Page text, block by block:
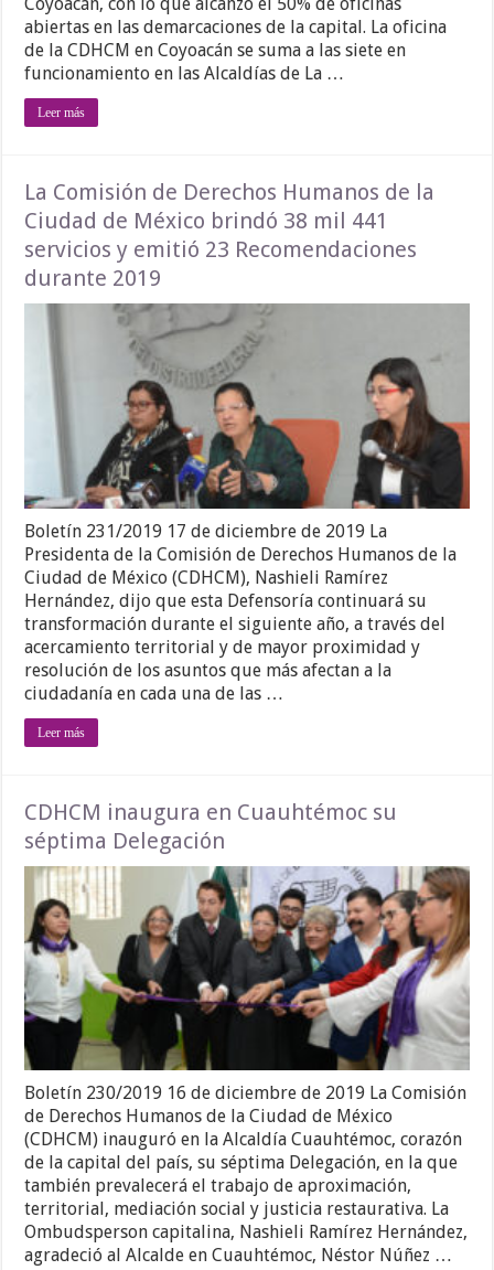
abiertas en las demarcaciones de la capital. La oficina
de la CDHCM en Coyoacán se suma a las siete en
funcionamiento en las Alcaldías de La …
Leer más
La Comisión de Derechos Humanos de la
Ciudad de México brindó 38 mil 441
servicios y emitió 23 Recomendaciones
durante 2019
Boletín 231/2019 17 de diciembre de 2019 La
Presidenta de la Comisión de Derechos Humanos de la
Ciudad de México (CDHCM), Nashieli Ramírez
Hernández, dijo que esta Defensoría continuará su
transformación durante el siguiente año, a través del
acercamiento territorial y de mayor proximidad y
resolución de los asuntos que más afectan a la
ciudadanía en cada una de las …
Leer más
CDHCM inaugura en Cuauhtémoc su
séptima Delegación
Boletín 230/2019 16 de diciembre de 2019 La Comisión
de Derechos Humanos de la Ciudad de México
(CDHCM) inauguró en la Alcaldía Cuauhtémoc, corazón
de la capital del país, su séptima Delegación, en la que
también prevalecerá el trabajo de aproximación,
territorial, mediación social y justicia restaurativa. La
Ombudsperson capitalina, Nashieli Ramírez Hernández,
agradeció al Alcalde en Cuauhtémoc, Néstor Núñez …